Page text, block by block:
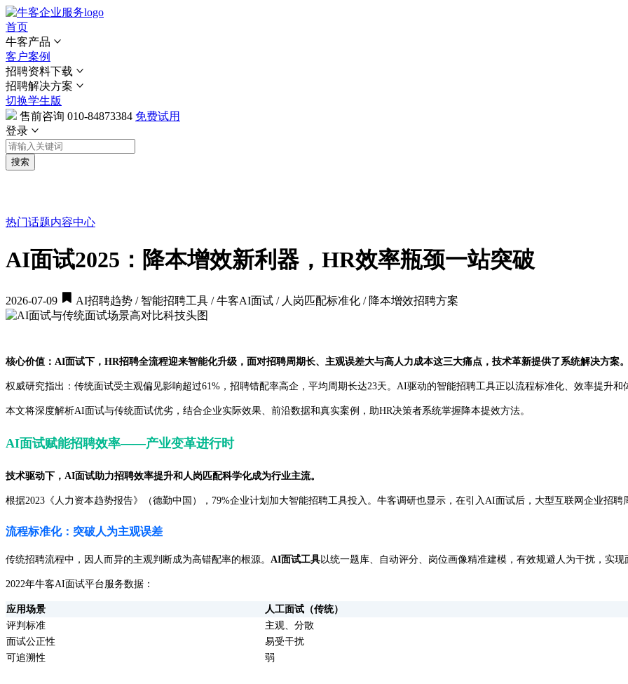
首页
牛客产品
客户案例
招聘资料下载
招聘解决方案
切换学生版
售前咨询 010-84873384 免费试用
登录
搜索
热门话题内容中心
AI面试2025：降本增效新利器，HR效率瓶颈一站突破
2026-07-09 AI招聘趋势 / 智能招聘工具 / 牛客AI面试 / 人岗匹配标准化 / 降本增效招聘方案
核心价值：AI面试下，HR招聘全流程迎来智能化升级，面对招聘周期长、主观误差大与高人力成本这三大痛点，技术革新提供了系统解决方案。
权威研究指出：传统面试受主观偏见影响超过61%，招聘错配率高企，平均周期长达23天。AI驱动的智能招聘工具正以流程标准化、效率提升和
本文将深度解析AI面试与传统面试优劣，结合企业实际效果、前沿数据和真实案例，助HR决策者系统掌握降本提效方法。
AI面试赋能招聘效率——产业变革进行时
技术驱动下，AI面试助力招聘效率提升和人岗匹配科学化成为行业主流。
根据2023《人力资本趋势报告》（德勤中国），79%企业计划加大智能招聘工具投入。牛客调研也显示，在引入AI面试后，大型互联网企业招聘
流程标准化：突破人为主观误差
传统招聘流程中，因人而异的主观判断成为高错配率的根源。 AI面试工具以统一题库、自动评分、岗位画像精准建模，有效规避人为干扰，实现
2022年牛客AI面试平台服务数据：
应用场景 人工面试（传统）
评判标准
主观、分散
面试公正性
易受干扰
可追溯性
弱